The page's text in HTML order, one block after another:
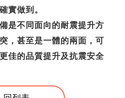
實做到。
是不同面向的耐震提升方
，甚至是一體的兩面，可
佳的品質提升及抗震安全